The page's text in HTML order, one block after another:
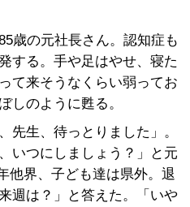
歳の元社長さん。認知症も
する。手や足はやせ、寝た
て来そうなくらい弱ってお
しのように甦る。
先生、待っとりました」。
いつにしましょう？」と元
界、子ども達は県外。退
週は？」と答えた。「いや